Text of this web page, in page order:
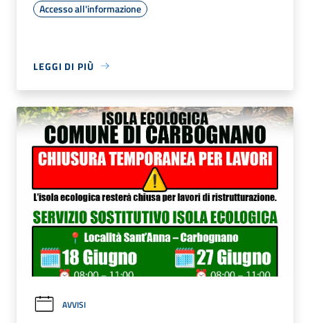
Accesso all'informazione
LEGGI DI PIÙ
AVVISI